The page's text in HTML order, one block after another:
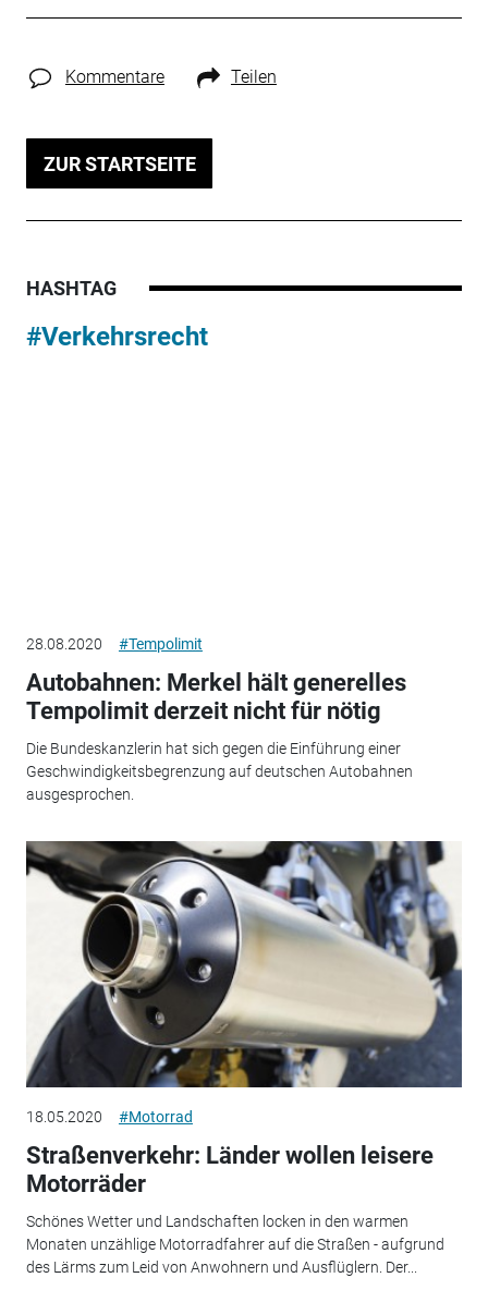
Kommentare Teilen
ZUR STARTSEITE
HASHTAG
#Verkehrsrecht
28.08.2020 #Tempolimit
Autobahnen: Merkel hält generelles
Tempolimit derzeit nicht für nötig
Die Bundeskanzlerin hat sich gegen die Einführung einer
Geschwindigkeitsbegrenzung auf deutschen Autobahnen
ausgesprochen.
18.05.2020 #Motorrad
Straßenverkehr: Länder wollen leisere
Motorräder
Schönes Wetter und Landschaften locken in den warmen
Monaten unzählige Motorradfahrer auf die Straßen - aufgrund
des Lärms zum Leid von Anwohnern und Ausflüglern. Der...